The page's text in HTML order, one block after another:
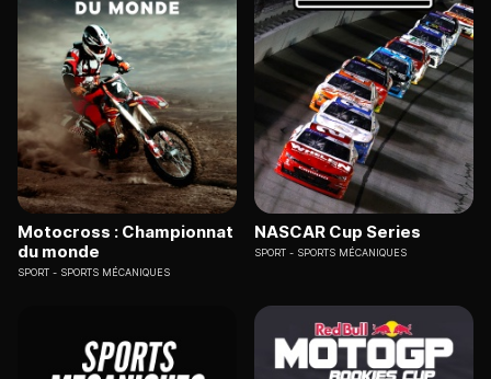
Motocross : Championnat
du monde
SPORT SPORTS MÉCANIQUES
NASCAR Cup Series
SPORT SPORTS MÉCANIQUES